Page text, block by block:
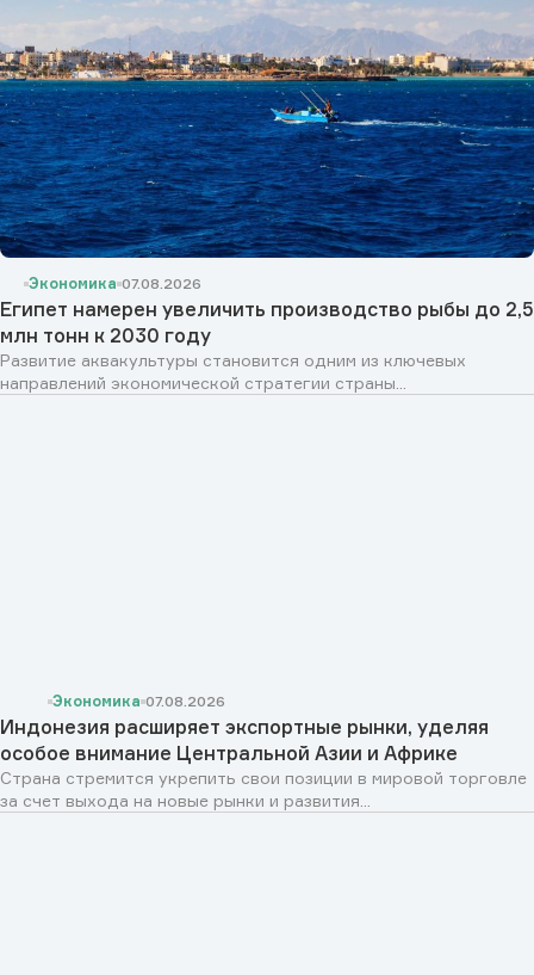
Экономика 07.08.2026
Египет намерен увеличить производство рыбы до 2,5
млн тонн к 2030 году
Развитие аквакультуры становится одним из ключевых
направлений экономической стратегии страны...
Экономика 07.08.2026
Индонезия расширяет экспортные рынки, уделяя
особое внимание Центральной Азии и Африке
Страна стремится укрепить свои позиции в мировой торговле
за счет выхода на новые рынки и развития...